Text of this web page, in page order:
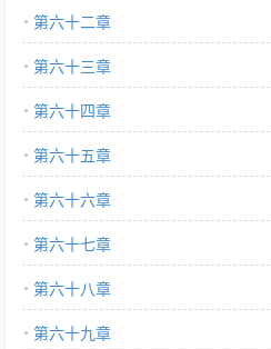
第六十二章
第六十三章
第六十四章
第六十五章
第六十六章
第六十七章
第六十八章
第六十九章